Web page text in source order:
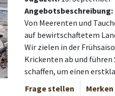
Angebotsbeschreibung:
Von Meerenten und
auf bewirtschaftetem
Wir zielen in der
Krickenten ab und führen
schaffen, um einen
Frage stellen
Merken